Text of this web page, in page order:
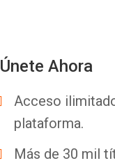
Únete Ahora
Acceso
plataforma.
Más de 30 mil